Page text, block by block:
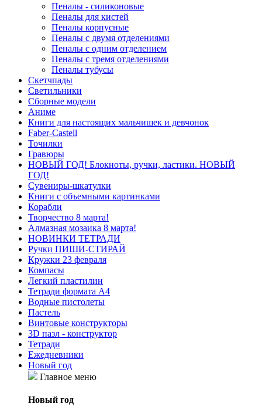
Пеналы - силиконовые
Пеналы для кистей
Пеналы корпусные
Пеналы с двумя отделениями
Пеналы с одним отделением
Пеналы с тремя отделениями
Пеналы тубусы
Скетчпады
Светильники
Сборные модели
Аниме
Книги для настоящих мальчишек и девчонок
Faber-Castell
Точилки
Гравюры
НОВЫЙ ГОД! Блокноты, ручки, ластики. НОВЫЙ
ГОД!
Сувениры-шкатулки
Книги с объемными картинками
Корабли
Творчество 8 марта!
Алмазная мозаика 8 марта!
НОВИНКИ ТЕТРАДИ
Ручки ПИШИ-СТИРАЙ
Кружки 23 февраля
Компасы
Легкий пластилин
Тетради формата А4
Водные пистолеты
Пастель
Винтовые конструкторы
3D пазл - конструктор
Тетради
Ежедневники
Новый год
Главное меню
Новый год